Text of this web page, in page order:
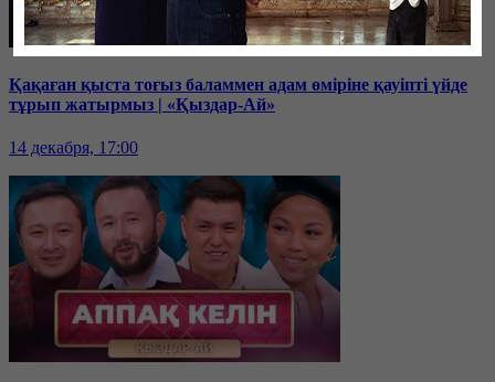
Қақаған қыста тоғыз баламмен адам өміріне қауіпті үйде
тұрып жатырмыз | «Қыздар-Ай»
14 декабря, 17:00